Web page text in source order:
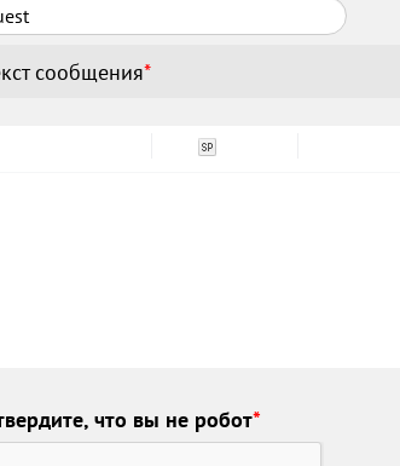
сообщения*
что вы не робот*